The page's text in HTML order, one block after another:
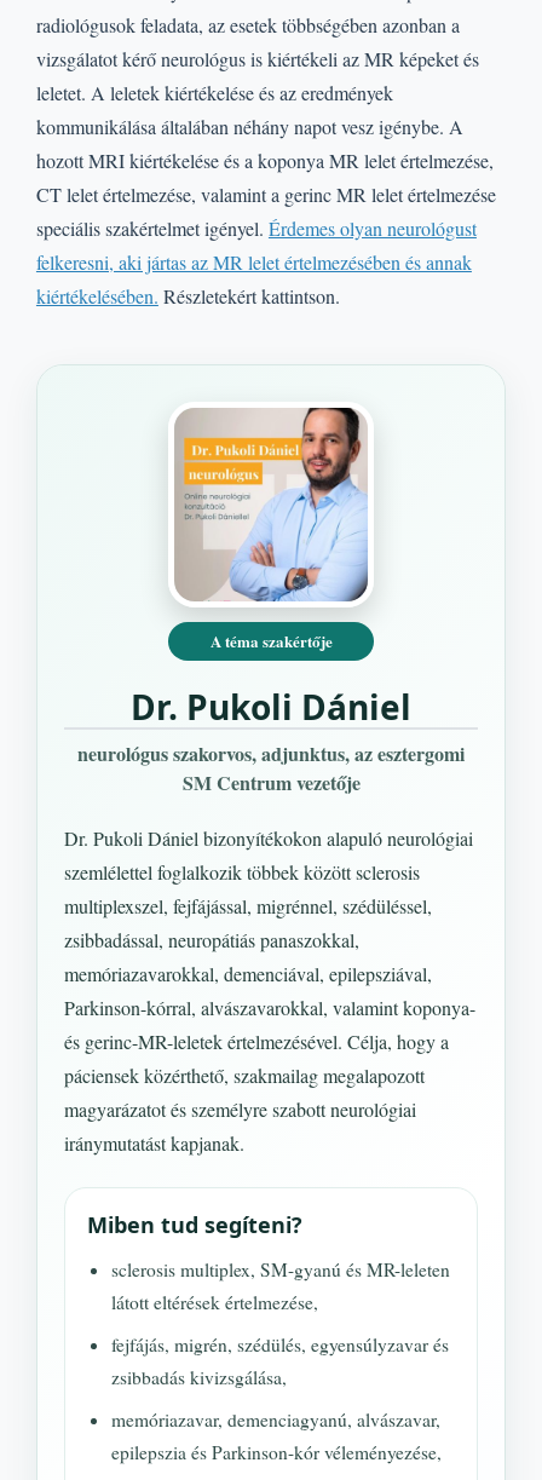
radiológusok feladata, az esetek többségében azonban a
vizsgálatot kérő neurológus is kiértékeli az MR képeket és
leletet. A leletek kiértékelése és az eredmények
kommunikálása általában néhány napot vesz igénybe. A
hozott MRI kiértékelése és a koponya MR lelet értelmezése,
CT lelet értelmezése, valamint a gerinc MR lelet értelmezése
speciális szakértelmet igényel. Érdemes olyan neurológust
felkeresni, aki jártas az MR lelet értelmezésében és annak
kiértékelésében. Részletekért kattintson.
A téma szakértője
Dr. Pukoli Dániel
neurológus szakorvos, adjunktus, az esztergomi
SM Centrum vezetője
Dr. Pukoli Dániel bizonyítékokon alapuló neurológiai
szemlélettel foglalkozik többek között sclerosis
multiplexszel, fejfájással, migrénnel, szédüléssel,
zsibbadással, neuropátiás panaszokkal,
memóriazavarokkal, demenciával, epilepsziával,
Parkinson-kórral, alvászavarokkal, valamint koponya-
és gerinc-MR-leletek értelmezésével. Célja, hogy a
páciensek közérthető, szakmailag megalapozott
magyarázatot és személyre szabott neurológiai
iránymutatást kapjanak.
Miben tud segíteni?
sclerosis multiplex, SM-gyanú és MR-leleten
látott eltérések értelmezése,
fejfájás, migrén, szédülés, egyensúlyzavar és
zsibbadás kivizsgálása,
memóriazavar, demenciagyanú, alvászavar,
epilepszia és Parkinson-kór véleményezése,